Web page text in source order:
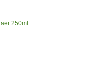
aer 250ml